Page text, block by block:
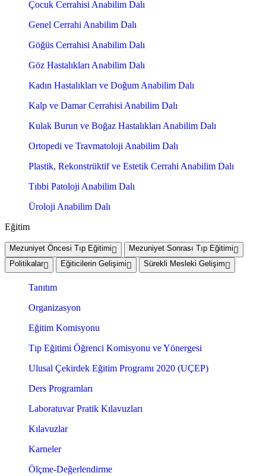
Çocuk Cerrahisi Anabilim Dalı
Genel Cerrahi Anabilim Dalı
Göğüs Cerrahisi Anabilim Dalı
Göz Hastalıkları Anabilim Dalı
Kadın Hastalıkları ve Doğum Anabilim Dalı
Kalp ve Damar Cerrahisi Anabilim Dalı
Kulak Burun ve Boğaz Hastalıkları Anabilim Dalı
Ortopedi ve Travmatoloji Anabilim Dalı
Plastik, Rekonstrüktif ve Estetik Cerrahi Anabilim Dalı
Tıbbi Patoloji Anabilim Dalı
Üroloji Anabilim Dalı
Eğitim
Mezuniyet Öncesi Tıp Eğitimi
Mezuniyet Sonrası Tıp Eğitimi
Politikalar
Eğiticilerin Gelişimi Sürekli Mesleki Gelişim
Tanıtım
Organizasyon
Eğitim Komisyonu
Tıp Eğitimi Öğrenci Komisyonu ve Yönergesi
Ulusal Çekirdek Eğitim Programı 2020 (UÇEP)
Ders Programları
Laboratuvar Pratik Kılavuzları
Kılavuzlar
Karneler
Ölçme-Değerlendirme